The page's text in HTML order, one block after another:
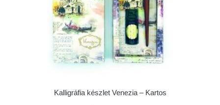
Kalligráfia készlet Venezia – Kartos